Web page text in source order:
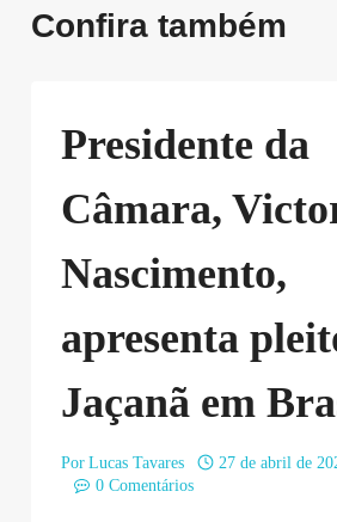
Confira também
Presidente da
Câmara,
Nascimento,
apresenta
Jaçanã em
Por Lucas Tavares
27 de abril de
0 Comentários